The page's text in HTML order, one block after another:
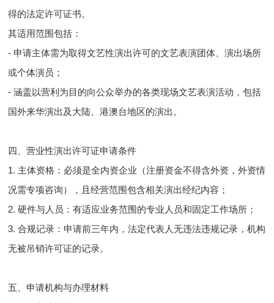
得的法定许可证书。
其适用范围包括：
- 申请主体需为取得文艺性演出许可的文艺表演团体、演出场所
或个体演员；
- 涵盖以营利为目的向公众举办的各类现场文艺表演活动，包括
国外来华演出及大陆、港澳台地区的演出。
四、营业性演出许可证申请条件
1. 主体资格：必须是全内资企业（注册资金不得含外资，外资情
况需专项咨询），且经营范围包含相关演出经纪内容；
2. 硬件与人员：有适应业务范围的专业人员和固定工作场所；
3. 合规记录：申请前三年内，法定代表人无违法违规记录，机构
无被吊销许可证的记录。
五、申请机构与办理材料